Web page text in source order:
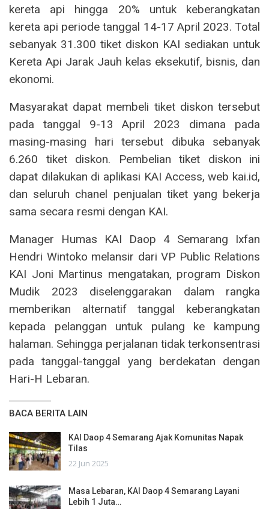
kereta api hingga 20% untuk keberangkatan
kereta api periode tanggal 14-17 April 2023. Total
sebanyak 31.300 tiket diskon KAI sediakan untuk
Kereta Api Jarak Jauh kelas eksekutif, bisnis, dan
ekonomi.
Masyarakat dapat membeli tiket diskon tersebut
pada tanggal 9-13 April 2023 dimana pada
masing-masing hari tersebut dibuka sebanyak
6.260 tiket diskon. Pembelian tiket diskon ini
dapat dilakukan di aplikasi KAI Access, web kai.id,
dan seluruh chanel penjualan tiket yang bekerja
sama secara resmi dengan KAI.
Manager Humas KAI Daop 4 Semarang Ixfan
Hendri Wintoko melansir dari VP Public Relations
KAI Joni Martinus mengatakan, program Diskon
Mudik 2023 diselenggarakan dalam rangka
memberikan alternatif tanggal keberangkatan
kepada pelanggan untuk pulang ke kampung
halaman. Sehingga perjalanan tidak terkonsentrasi
pada tanggal-tanggal yang berdekatan dengan
Hari-H Lebaran.
BACA BERITA LAIN
KAI Daop 4 Semarang Ajak Komunitas Napak
Tilas
22 Jun 2025
Masa Lebaran, KAI Daop 4 Semarang Layani
Lebih 1 Juta…